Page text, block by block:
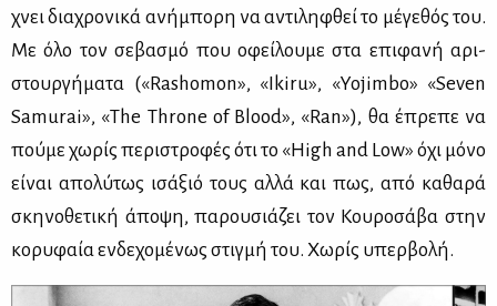
χνει δια­χρο­νι­κά ανή­μπο­ρη να αντι­λη­φθεί το μέ­γε­θός του.
Με όλο τον σε­βα­σμό που οφεί­λου­με στα επι­φα­νή αρι­
στουρ­γή­μα­τα («Rashomon», «Ikiru», «Yojimbo» «Seven
Samurai», «The Throne of Blood», «Ran»), θα έπρε­πε να
πού­με χω­ρίς πε­ρι­στρο­φές ότι το «High and Low» όχι μό­νο
εί­ναι απο­λύ­τως ισά­ξιό τους αλ­λά και πως, από κα­θα­ρά
σκη­νο­θε­τι­κή άπο­ψη, πα­ρου­σιά­ζει τον Κου­ρο­σά­βα στην
κο­ρυ­φαία εν­δε­χο­μέ­νως στιγ­μή του. Χω­ρίς υπερ­βο­λή.